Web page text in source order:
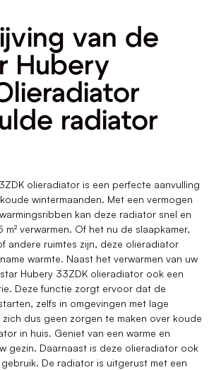
van de
Hubery
radiator
olieradiator is een perfecte aanvulling
wintermaanden. Met een vermogen
kan deze radiator snel en
verwarmen. Of het nu de slaapkamer,
andere ruimtes zijn, deze olieradiator
warmte. Naast het verwarmen van uw
Hubery 33ZDK olieradiator ook een
Deze functie zorgt ervoor dat de
zelfs in omgevingen met lage
dus geen zorgen te maken over koude
in huis. Geniet van een warme en
gezin. Daarnaast is deze olieradiator ook
De radiator is uitgerust met een